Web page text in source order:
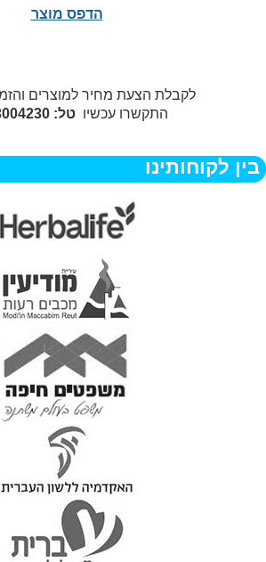
הדפס מוצר
לקבלת הצעת מחיר למוצרים
התקשרו עכשיו טל: 077-3004230
בין לקוחותינו